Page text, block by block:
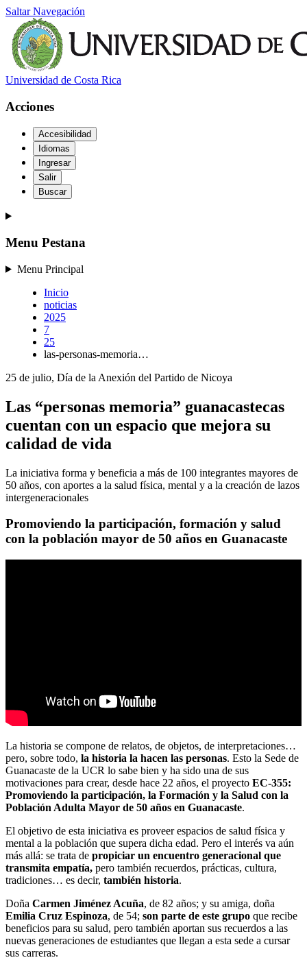
Saltar Navegación
Universidad de Costa Rica
Acciones
Accesibilidad
Idiomas
Ingresar
Salir
Buscar
Menu Pestana
Menu Principal
Inicio
noticias
2025
7
25
las-personas-memoria…
25 de julio, Día de la Anexión del Partido de Nicoya
Las “personas memoria” guanacastecas
cuentan con un espacio que mejora su
calidad de vida
La iniciativa forma y beneficia a más de 100 integrantes mayores de
50 años, con aportes a la salud física, mental y a la creación de lazos
intergeneracionales
Promoviendo la participación, formación y salud
con la población mayor de 50 años en Guanacaste
La historia se compone de relatos, de objetos, de interpretaciones…
pero, sobre todo, la historia la hacen las personas. Esto la Sede de
Guanacaste de la UCR lo sabe bien y ha sido una de sus
motivaciones para crear, desde hace 22 años, el proyecto EC-355:
Promoviendo la participación, la Formación y la Salud con la
Población Adulta Mayor de 50 años en Guanacaste.
El objetivo de esta iniciativa es proveer espacios de salud física y
mental a la población que supera dicha edad. Pero el interés va aún
más allá: se trata de propiciar un encuentro generacional que
transmita empatía, pero también recuerdos, prácticas, cultura,
tradiciones… es decir, también historia.
Doña Carmen Jiménez Acuña, de 82 años; y su amiga, doña
Emilia Cruz Espinoza, de 54; son parte de este grupo que recibe
beneficios para su salud, pero también aportan sus recuerdos a las
nuevas generaciones de estudiantes que llegan a esta sede a cursar
sus carreras.